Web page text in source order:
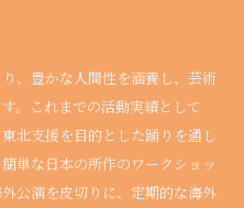
、豊かな人間性を涵養し、芸術
。これまでの活動実績として
北支援を目的とした踊りを通し
単な日本の所作のワークショッ
公演を皮切りに、定期的な海外